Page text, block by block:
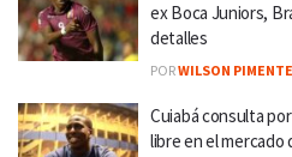
ex Boca Juniors,
detalles
PORWILSON
Cuiabá consulta
libre en el mercado